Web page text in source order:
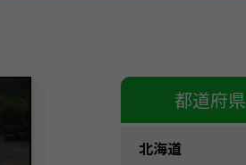
都道府県
北海道